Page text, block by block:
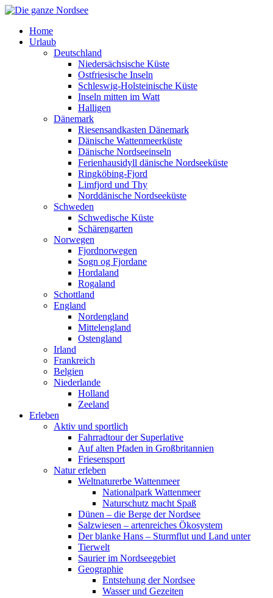
Home
Urlaub
Deutschland
Niedersächsische Küste
Ostfriesische Inseln
Schleswig-Holsteinische Küste
Inseln mitten im Watt
Halligen
Dänemark
Riesensandkasten Dänemark
Dänische Wattenmeerküste
Dänische Nordseeinseln
Ferienhausidyll dänische Nordseeküste
Ringköbing-Fjord
Limfjord und Thy
Norddänische Nordseeküste
Schweden
Schwedische Küste
Schärengarten
Norwegen
Fjordnorwegen
Sogn og Fjordane
Hordaland
Rogaland
Schottland
England
Nordengland
Mittelengland
Ostengland
Irland
Frankreich
Belgien
Niederlande
Holland
Zeeland
Erleben
Aktiv und sportlich
Fahrradtour der Superlative
Auf alten Pfaden in Großbritannien
Friesensport
Natur erleben
Weltnaturerbe Wattenmeer
Nationalpark Wattenmeer
Naturschutz macht Spaß
Dünen – die Berge der Nordsee
Salzwiesen – artenreiches Ökosystem
Der blanke Hans – Sturmflut und Land unter
Tierwelt
Saurier im Nordseegebiet
Geographie
Entstehung der Nordsee
Wasser und Gezeiten